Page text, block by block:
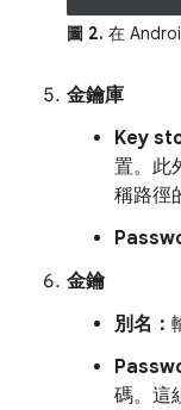
圖 2. 在
金鑰庫
Key
置。此
稱路徑
金鑰
別名：
碼。這